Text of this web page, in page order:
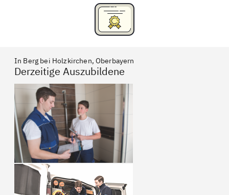
In Berg bei Holzkirchen, Oberbayern
Derzeitige Auszubildene